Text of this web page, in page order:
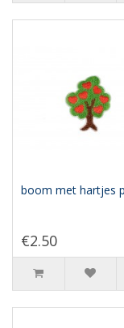
boom met hartjes
€2.50